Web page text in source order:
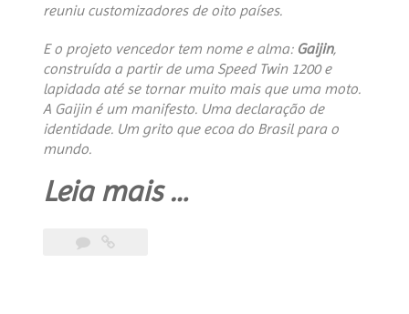
reuniu customizadores de oito países.
E o projeto vencedor tem nome e alma: Gaijin,
construída a partir de uma Speed Twin 1200 e
lapidada até se tornar muito mais que uma moto.
A Gaijin é um manifesto. Uma declaração de
identidade. Um grito que ecoa do Brasil para o
mundo.
Leia mais“Shibuya
…